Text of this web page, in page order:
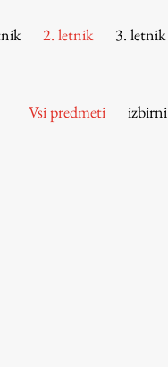
2. letnik 3. letnik
Vsi predmeti izbirni